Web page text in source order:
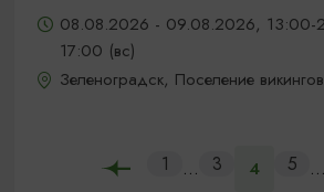
08.08.2026 - 09.08.2026, 13:00-
17:00 (вс)
Зеленоградск, Поселение
1 ... 3 4 5 ...